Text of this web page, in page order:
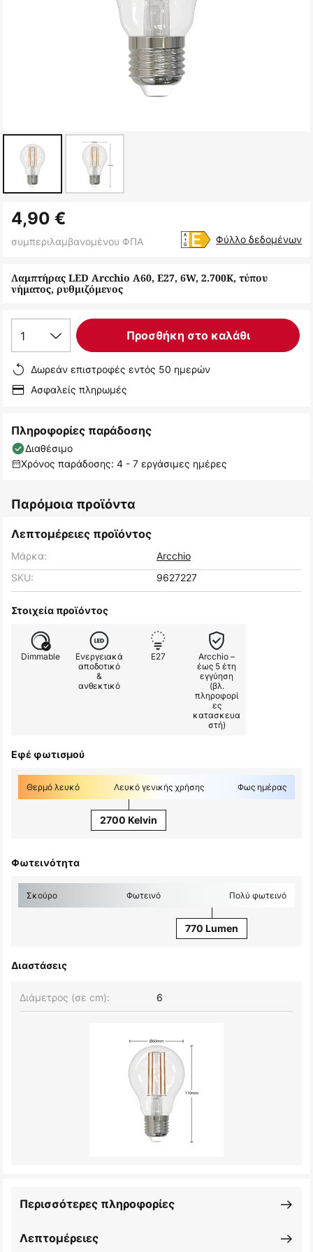
στην
αρχή
συλλογής
εικόνων
Λαμπτήρας LED Arcchio A60, E27, 6W, 2.700K, τύπου
νήματος, ρυθμιζόμενος
4,90 €
συμπεριλαμβανομένου ΦΠΑ Φύλλο δεδομένων
1 Προσθήκη στο καλάθι
Δωρεάν επιστροφές εντός 50 ημερών
Ασφαλείς πληρωμές
Πληροφορίες παράδοσης
Διαθέσιμο
Χρόνος παράδοσης: 4 - 7 εργάσιμες ημέρες
Παρόμοια προϊόντα
Λεπτομέρειες προϊόντος
Μάρκα:
Arcchio
SKU:
9627227
Στοιχεία προϊόντος
Dimmable
Ενεργειακά
αποδοτικό
&
ανθεκτικό
E27
Arcchio –
έως 5 έτη
εγγύηση
(βλ.
πληροφορί
ες
κατασκευα
στή)
Εφέ φωτισμού
Θερμό λευκό Λευκό γενικής χρήσης Φως ημέρας
2700 Kelvin
Φωτεινότητα
Σκούρο Φωτεινό Πολύ φωτεινό
770 Lumen
Διαστάσεις
Διάμετρος (σε cm): 6
Λεπτομέρειες
Περισσότερες πληροφορίες